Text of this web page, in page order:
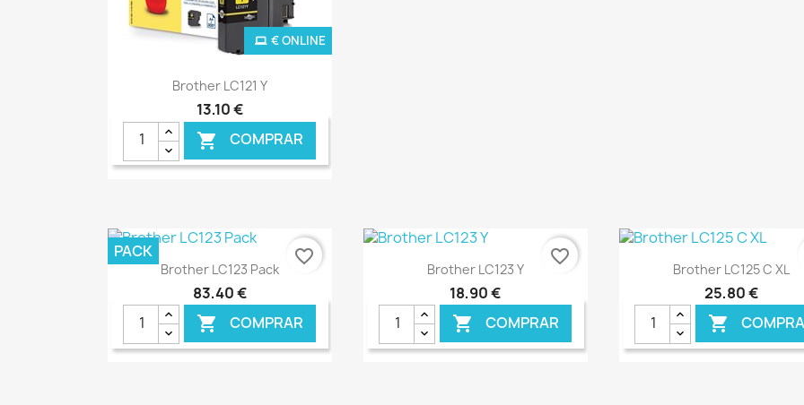
Ver+
Brother LC121 Y
13,10 €
 COMPRAR
€ ONLINE
Ver+
Brother LC123 Pack
83,40 €
 COMPRAR
PACK favorite_border Ver+
Brother LC123 Y
18,90 €
 COMPRAR
favorite_border Ver+
Brother LC125 C XL
25,80 €
